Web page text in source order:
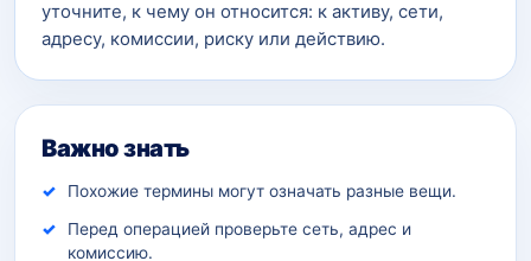
уточните, к чему он относится: к активу, сети,
адресу, комиссии, риску или действию.
Важно знать
Похожие термины могут означать разные вещи.
Перед операцией проверьте сеть, адрес и
комиссию.